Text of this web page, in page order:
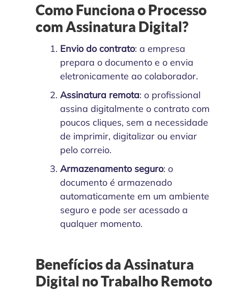
Como Funciona o Processo
com Assinatura Digital?
Envio do contrato: a empresa
prepara o documento e o envia
eletronicamente ao colaborador.
Assinatura remota: o profissional
assina digitalmente o contrato com
poucos cliques, sem a necessidade
de imprimir, digitalizar ou enviar
pelo correio.
Armazenamento seguro: o
documento é armazenado
automaticamente em um ambiente
seguro e pode ser acessado a
qualquer momento.
Benefícios da Assinatura
Digital no Trabalho Remoto